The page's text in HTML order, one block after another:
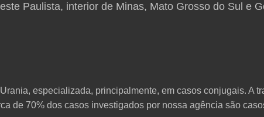
Paulista, interior de Minas, Mato Grosso do Sul e
especializada, principalmente, em casos conjugais. A
de 70% dos casos investigados por nossa agência são